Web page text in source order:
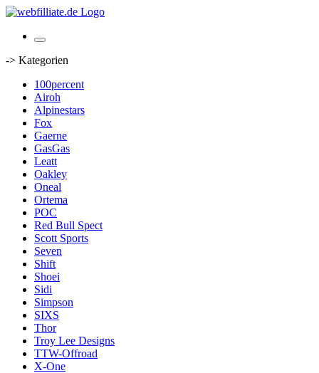
-> Kategorien
100percent
Airoh
Alpinestars
Fox
Gaerne
GasGas
Leatt
Oakley
Oneal
Ortema
POC
Red Bull Spect
Scott Sports
Seven
Shift
Shoei
Sidi
Simpson
SIXS
Thor
Troy Lee Designs
TTW-Offroad
X-One